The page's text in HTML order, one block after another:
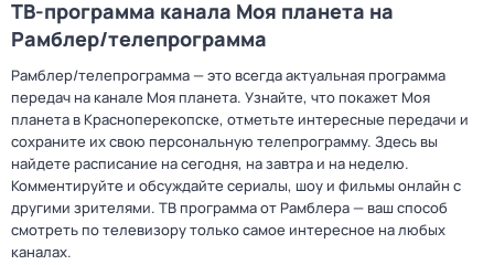
ТВ-программа канала Моя планета на
Рамблер/телепрограмма
Рамблер/телепрограмма — это всегда актуальная программа
передач на канале Моя планета. Узнайте, что покажет Моя
планета в Красноперекопске, отметьте интересные передачи и
сохраните их свою персональную телепрограмму. Здесь вы
найдете расписание на сегодня, на завтра и на неделю.
Комментируйте и обсуждайте сериалы, шоу и фильмы онлайн с
другими зрителями. ТВ программа от Рамблера — ваш способ
смотреть по телевизору только самое интересное на любых
каналах.